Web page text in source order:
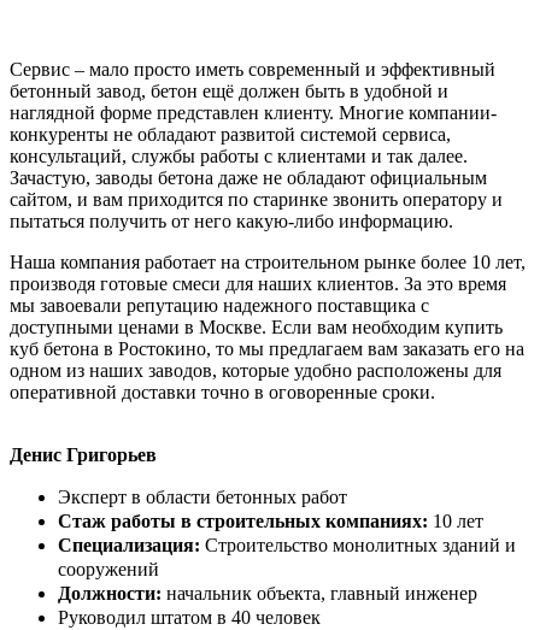
Сервис – мало просто иметь современный и эффективный
бетонный завод, бетон ещё должен быть в удобной и
наглядной форме представлен клиенту. Многие компании-
конкуренты не обладают развитой системой сервиса,
консультаций, службы работы с клиентами и так далее.
Зачастую, заводы бетона даже не обладают официальным
сайтом, и вам приходится по старинке звонить оператору и
пытаться получить от него какую-либо информацию.
Наша компания работает на строительном рынке более 10 лет,
производя готовые смеси для наших клиентов. За это время
мы завоевали репутацию надежного поставщика с
доступными ценами в Москве. Если вам необходим купить
куб бетона в Ростокино, то мы предлагаем вам заказать его на
одном из наших заводов, которые удобно расположены для
оперативной доставки точно в оговоренные сроки.
Денис Григорьев
Эксперт в области бетонных работ
Стаж работы в строительных компаниях: 10 лет
Специализация: Строительство монолитных зданий и
сооружений
Должности: начальник объекта, главный инженер
Руководил штатом в 40 человек